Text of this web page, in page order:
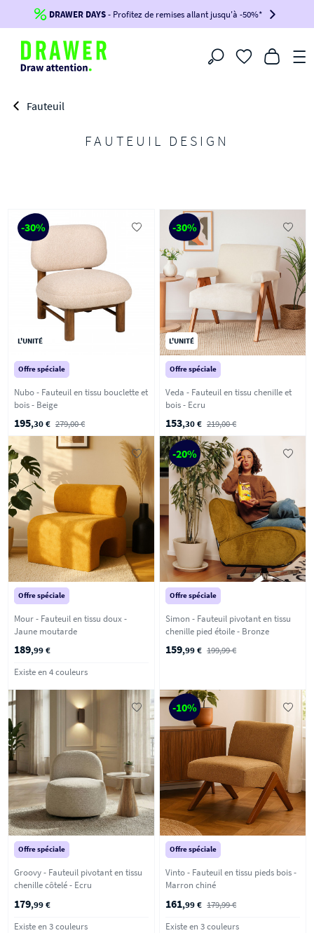
Jusqu'à-100€*sur votre commande !
BIKINI100
-voir conditions en bas de page-
DRAWER DAYS- Profitez de remises allant jusqu'à -50%*
Filtrer
Fauteuil
FAUTEUIL DESIGN
-30%
L'UNITÉ
Offre spéciale
Nubo - Fauteuil en tissu bouclette et
bois - Beige
195,30 € 279,00 €
-30%
L'UNITÉ
Offre spéciale
Veda - Fauteuil en tissu chenille et
bois - Ecru
153,30 € 219,00 €
Offre spéciale
Mour - Fauteuil en tissu doux -
Jaune moutarde
189,99 €
Existe en 4 couleurs
-20%
Offre spéciale
Simon - Fauteuil pivotant en tissu
chenille pied étoile - Bronze
159,99 € 199,99 €
Offre spéciale
Groovy - Fauteuil pivotant en tissu
chenille côtelé - Ecru
179,99 €
Existe en 3 couleurs
-10%
Offre spéciale
Vinto - Fauteuil en tissu pieds bois -
Marron chiné
161,99 € 179,99 €
Existe en 3 couleurs